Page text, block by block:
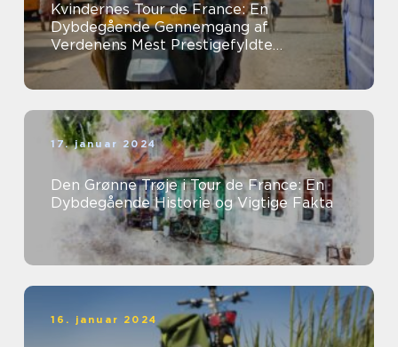
Kvindernes Tour de France: En
Dybdegående Gennemgang af
Verdenens Mest Prestigefyldte
Kvindelige Cykelløb
17. januar 2024
Den Grønne Trøje i Tour de France: En
Dybdegående Historie og Vigtige Fakta
16. januar 2024